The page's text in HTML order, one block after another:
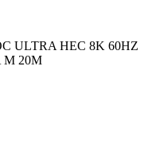
ULTRA HEC 8K 60HZ
M 20M